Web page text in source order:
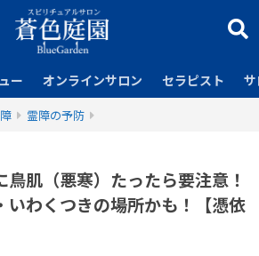
ー オンラインサロン セラピスト
霊障の予防
鳥肌（悪寒）たったら要注意！
いわくつきの場所かも！【憑依